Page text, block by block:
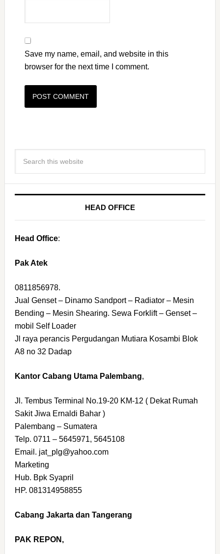
Save my name, email, and website in this
browser for the next time I comment.
HEAD OFFICE
Head Office:
Pak Atek
0811856978.
Jual Genset – Dinamo Sandport – Radiator – Mesin
Bending – Mesin Shearing. Sewa Forklift – Genset –
mobil Self Loader
Jl raya perancis Pergudangan Mutiara Kosambi Blok
A8 no 32 Dadap
Kantor Cabang Utama Palembang,
Jl. Tembus Terminal No.19-20 KM-12 ( Dekat Rumah
Sakit Jiwa Ernaldi Bahar )
Palembang – Sumatera
Telp. 0711 – 5645971, 5645108
Email. jat_plg@yahoo.com
Marketing
Hub. Bpk Syapril
HP. 081314958855
Cabang Jakarta dan Tangerang
PAK REPON,